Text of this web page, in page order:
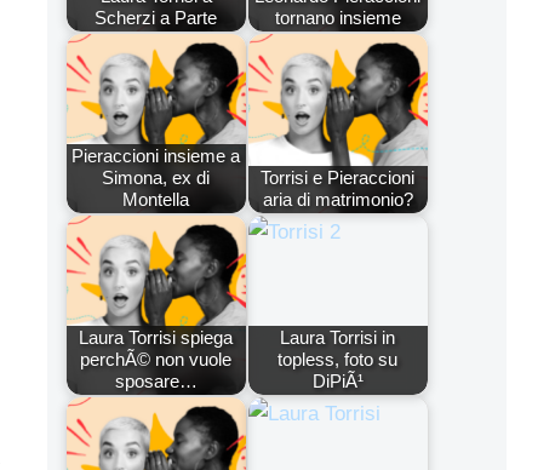
Scherzi a Parte
tornano insieme
Pieraccioni insieme a
Simona, ex di
Montella
Torrisi e Pieraccioni
aria di matrimonio?
Laura Torrisi spiega
perchÃ© non vuole
sposare…
Laura Torrisi in
topless, foto su
DiPiÃ¹